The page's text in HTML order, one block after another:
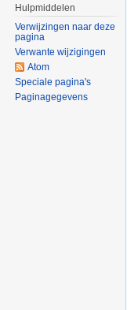
Hulpmiddelen
Verwijzingen naar deze
pagina
Verwante wijzigingen
Atom
Speciale pagina's
Paginagegevens